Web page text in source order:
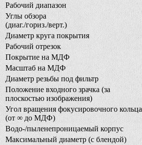
Рабочий диапазон
Углы обзора
(диаг./гориз./верт.)
Диаметр круга покрытия
Рабочий отрезок
Покрытие на МДФ
Масштаб на МДФ
Диаметр резьбы под фильтр
Положение входного зрачка (за
плоскостью изображения)
Угол вращения фокусировочного кольца
(от ∞ до МДФ)
Водо-/пыленепроницаемый корпус
Максимальный диаметр (с блендой)